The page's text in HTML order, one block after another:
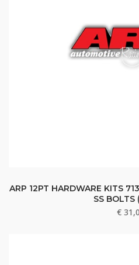
ARP 12PT HARDWARE KITS
SS BOLTS
€